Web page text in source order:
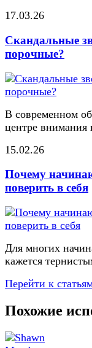
17.03.26
Скандальные
порочные?
В современном
центре внимания
15.02.26
Почему
поверить в себя
Для многих
кажется
Перейти к
Похожие